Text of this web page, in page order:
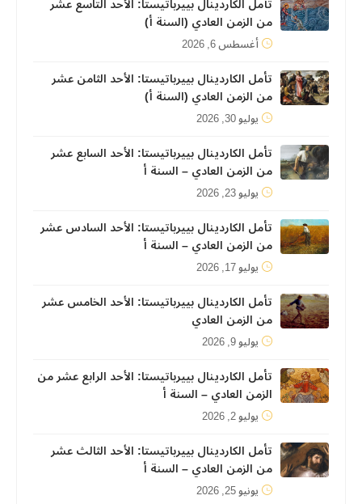
من الزمن العادي (السنة أ)
أغسطس 6, 2026
تأمل الكاردينال بييرباتيستا: الأحد الثامن عشر
من الزمن العادي (السنة أ)
يوليو 30, 2026
تأمل الكاردينال بييرباتيستا: الأحد السابع عشر
من الزمن العادي – السنة أ
يوليو 23, 2026
تأمل الكاردينال بييرباتيستا: الأحد السادس عشر
من الزمن العادي – السنة أ
يوليو 17, 2026
تأمل الكاردينال بييرباتيستا: الأحد الخامس عشر
من الزمن العادي
يوليو 9, 2026
تأمل الكاردينال بييرباتيستا: الأحد الرابع عشر من
الزمن العادي – السنة أ
يوليو 2, 2026
تأمل الكاردينال بييرباتيستا: الأحد الثالث عشر
من الزمن العادي – السنة أ
يونيو 25, 2026